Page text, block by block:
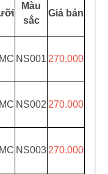
Màu
sắc
Giá bán
NS001 270.000
NS002 270.000
NS003 270.000